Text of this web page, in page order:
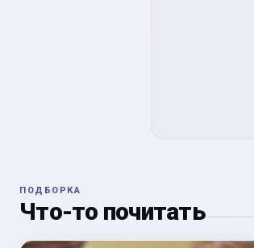
ПОДБОРКА
Что-то почитать